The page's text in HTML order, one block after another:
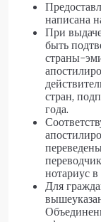
написана
При
быть
страны-
стран,
года.
нотариус
Для